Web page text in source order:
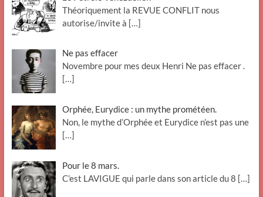
Théoriquement la REVUE CONFLIT nous
autorise/invite à […]
Ne pas effacer
Novembre pour mes deux Henri Ne pas effacer .
[…]
Orphée, Eurydice : un mythe prométéen.
Non, le mythe d’Orphée et Eurydice n’est pas une
[…]
Pour le 8 mars.
C’est LAVIGUE qui parle dans son article du 8 […]